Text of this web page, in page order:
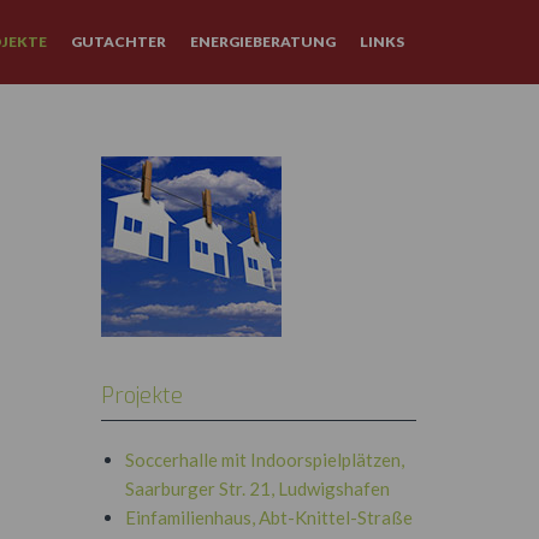
GUTACHTER ENERGIEBERATUNG LINKS
Projekte
Soccerhalle mit Indoorspielplätzen,
Saarburger Str. 21, Ludwigshafen
Einfamilienhaus, Abt-Knittel-Straße